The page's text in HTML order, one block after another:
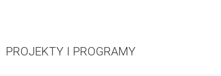
PROJEKTY I PROGRAMY